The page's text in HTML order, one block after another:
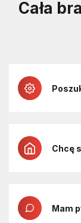
Cała
Chcę
Mam